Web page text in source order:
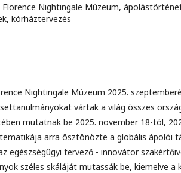
Florence Nightingale Múzeum,
kórháztervezés
Nightingale Múzeum 2025.
vártak a világ összes
mutatnak be 2025. november 18-tól,
arra ösztönözte a globális ápolói
egészségügyi tervező - innovátor
széles skáláját mutassák be, kiemelve a